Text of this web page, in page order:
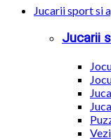
Jucarii sport si
Jucarii
Vezi